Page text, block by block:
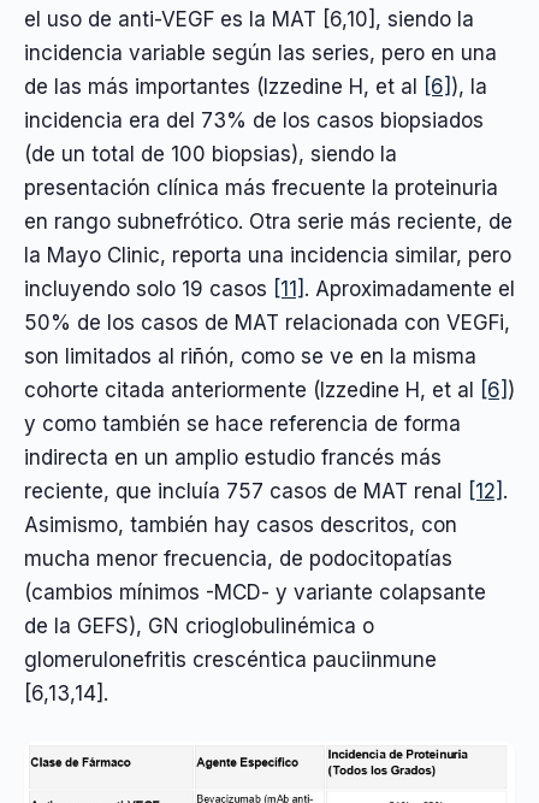
el uso de anti-VEGF es la MAT [6,10], siendo la
incidencia variable según las series, pero en una
de las más importantes (Izzedine H, et al
[6] ), la
incidencia era del 73% de los casos biopsiados
(de un total de 100 biopsias), siendo la
presentación clínica más frecuente la proteinuria
en rango subnefrótico. Otra serie más reciente, de
la Mayo Clinic, reporta una incidencia similar, pero
incluyendo solo 19 casos [11] . Aproximadamente el
50% de los casos de MAT relacionada con VEGFi,
son limitados al riñón, como se ve en la misma
cohorte citada anteriormente (Izzedine H, et al
[6] )
y como también se hace referencia de forma
indirecta en un amplio estudio francés más
reciente, que incluía 757 casos de MAT renal
[12] .
Asimismo, también hay casos descritos, con
mucha menor frecuencia, de podocitopatías
(cambios mínimos -MCD- y variante colapsante
de la GEFS), GN crioglobulinémica o
glomerulonefritis crescéntica pauciinmune
[6,13,14].